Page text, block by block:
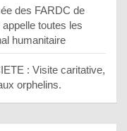
des FARDC de
toutes les
humanitaire
: Visite caritative,
orphelins.